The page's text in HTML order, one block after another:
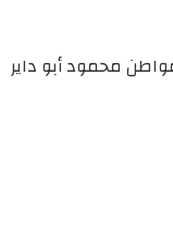
محمود أبو داير